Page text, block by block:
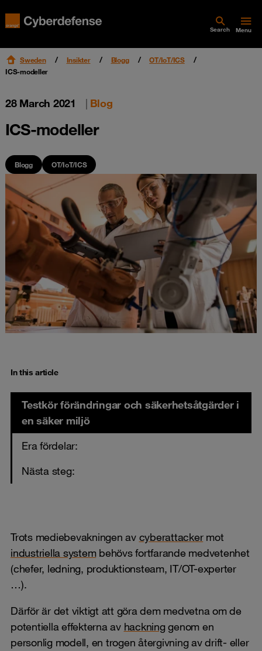
Search Menu
Sweden Insikter Blogg
OT/IoT/ICS
ICS-modeller
28 March 2021 | Blog
ICS-modeller
Blogg OT/IoT/ICS
In this article
Testkör förändringar och säkerhetsåtgärder i
en säker miljö
Era fördelar:
Nästa steg:
Trots mediebevakningen av cyberattackermot
industriella systembehövs fortfarande medvetenhet
(chefer, ledning, produktionsteam, IT/OT-experter
…).
Därför är det viktigt att göra dem medvetna om de
potentiella effekterna av hackninggenom en
personlig modell, en trogen återgivning av drift- eller